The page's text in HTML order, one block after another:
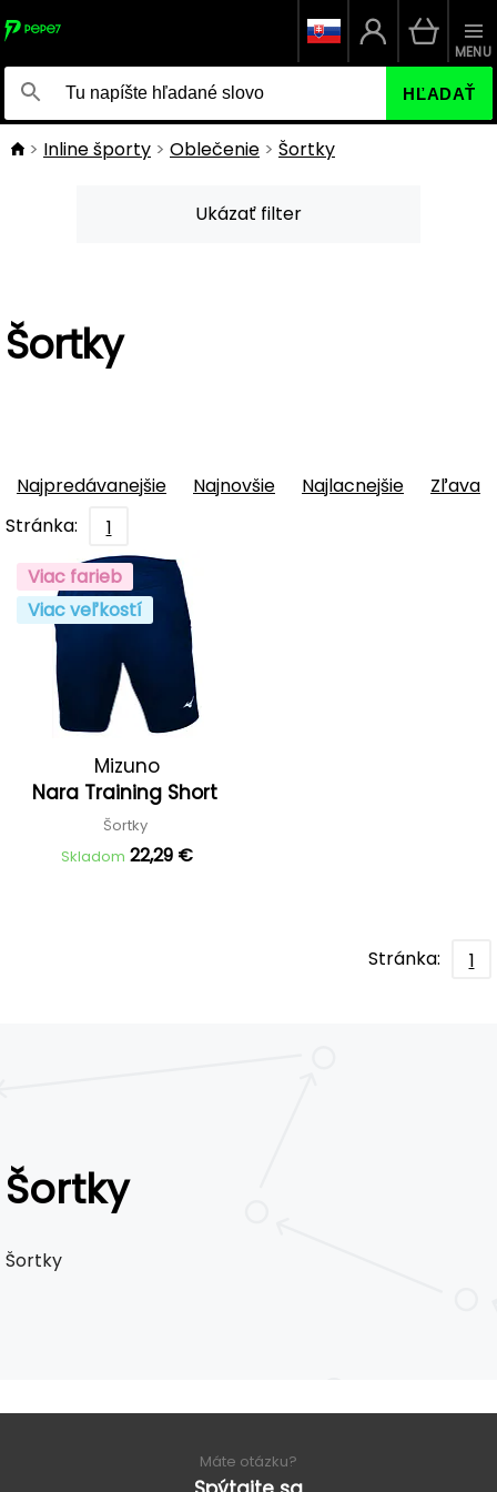
HĽADAŤ
MENU
Inline športy Oblečenie Šortky
Ukázať filter
Šortky
Najpredávanejšie Najnovšie Najlacnejšie
Zľava
Stránka:
1
Viac farieb
Viac veľkostí
Mizuno
Nara Training Short
Šortky
Skladom 22,29 €
Stránka: 1
Šortky
Šortky
Máte otázku?